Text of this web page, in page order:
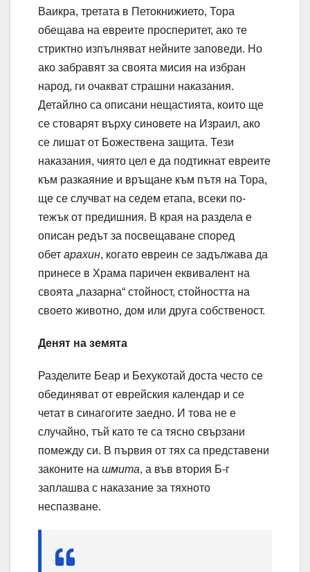
Ваикра, третата в Петокнижието, Тора
обещава на евреите просперитет, ако те
стриктно изпълняват нейните заповеди. Но
ако забравят за своята мисия на избран
народ, ги очакват страшни наказания.
Детайлно са описани нещастията, които ще
се стоварят върху синовете на Израил, ако
се лишат от Божествена защита. Тези
наказания, чиято цел е да подтикнат евреите
към разкаяние и връщане към пътя на Тора,
ще се случват на седем етапа, всеки по-
тежък от предишния. В края на раздела е
описан редът за посвещаване според
обет арахин, когато евреин се задължава да
принесе в Храма паричен еквивалент на
своята „пазарна“ стойност, стойността на
своето животно, дом или друга собственост.
Денят на земята
Разделите Беар и Бехукотай доста често се
обединяват от еврейския календар и се
четат в синагогите заедно. И това не е
случайно, тъй като те са тясно свързани
помежду си. В първия от тях са представени
законите на шмита, а във втория Б-г
заплашва с наказание за тяхното
неспазване.